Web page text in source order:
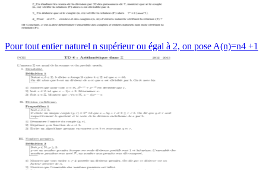
Pour tout entier naturel n supérieur ou égal à 2, on pose A(n)=n4 +1